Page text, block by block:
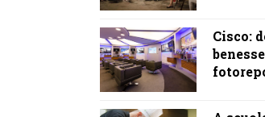
Cisco: